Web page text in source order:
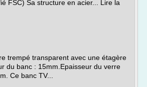
FSC) Sa structure en acier... Lire la
trempé transparent avec une étagère
du banc : 15mm.Epaisseur du verre
Ce banc TV...